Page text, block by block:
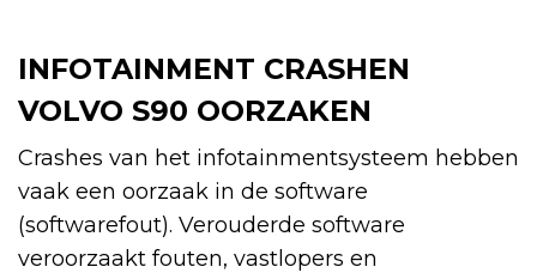
INFOTAINMENT CRASHEN
VOLVO S90 OORZAKEN
Crashes van het infotainmentsysteem hebben
vaak een oorzaak in de software
(softwarefout). Verouderde software
veroorzaakt fouten, vastlopers en